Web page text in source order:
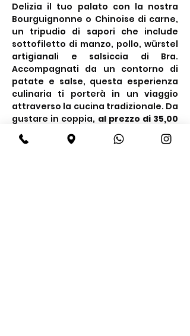
Delizia il tuo palato con la nostra
Bourguignonne o Chinoise di carne,
un tripudio di sapori che include
sottofiletto di manzo, pollo, würstel
artigianali e salsiccia di Bra.
Accompagnati da un contorno di
patate e salse, questa esperienza
culinaria ti porterà in un viaggio
attraverso la cucina tradizionale. Da
gustare in coppia, al prezzo di 35,00
€ a persona.